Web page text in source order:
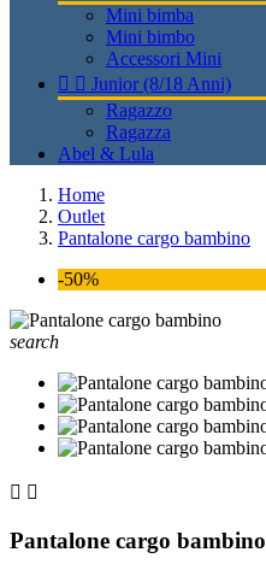
Mini bimba
Mini bimbo
Accessori Mini
  Junior (8/18 Anni)
Ragazzo
Ragazza
Abel & Lula
Home
Outlet
Pantalone cargo bambino
-50%
search
 
Pantalone cargo bambino